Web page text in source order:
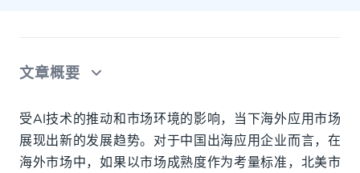
文章概要
01.北美移动应用市场发展特点
02.中国企业在北美应用市场发展现状
受AI技术的推动和市场环境的影响，当下海外应用市场
展现出新的发展趋势。对于中国出海应用企业而言，在
海外市场中，如果以市场成熟度作为考量标准，北美市